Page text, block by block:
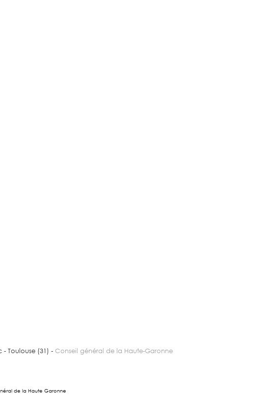
Toulouse (31) - Conseil général de la Haute-Garonne
de la Haute Garonne